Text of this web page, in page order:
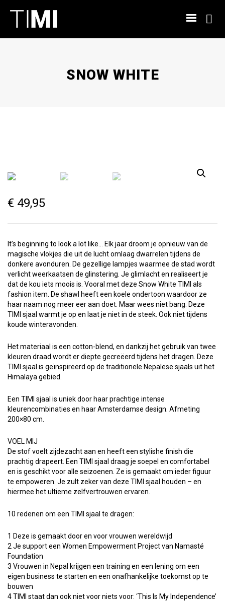
SNOW WHITE
€ 49,95
It’s beginning to look a lot like… Elk jaar droom je opnieuw van de
magische vlokjes die uit de lucht omlaag dwarrelen tijdens de
donkere avonduren. De gezellige lampjes waarmee de stad wordt
verlicht weerkaatsen de glinstering. Je glimlacht en realiseert je
dat de kou iets moois is. Vooral met deze Snow White TIMI als
fashion item. De shawl heeft een koele ondertoon waardoor ze
haar naam nog meer eer aan doet. Maar wees niet bang. Deze
TIMI sjaal warmt je op en laat je niet in de steek. Ook niet tijdens
koude winteravonden.
Het materiaal is een cotton-blend, en dankzij het gebruik van twee
kleuren draad wordt er diepte gecreëerd tijdens het dragen. Deze
TIMI sjaal is geïnspireerd op de traditionele Nepalese sjaals uit het
Himalaya gebied.
Een TIMI sjaal is uniek door haar prachtige intense
kleurencombinaties en haar Amsterdamse design. Afmeting
200×80 cm.
VOEL MIJ
De stof voelt zijdezacht aan en heeft een stylishe finish die
prachtig drapeert. Een TIMI sjaal draag je soepel en comfortabel
en is geschikt voor alle seizoenen. Ze is gemaakt om ieder figuur
te empoweren. Je zult zeker van deze TIMI sjaal houden – en
hiermee het ultieme zelfvertrouwen ervaren.
10 redenen om een TIMI sjaal te dragen:
1 Deze is gemaakt door en voor vrouwen wereldwijd
2 Je support een Women Empowerment Project van Namasté
Foundation
3 Vrouwen in Nepal krijgen een training en een lening om een
eigen business te starten en een onafhankelijke toekomst op te
bouwen
4 TIMI staat dan ook niet voor niets voor: ‘This Is My Independence’